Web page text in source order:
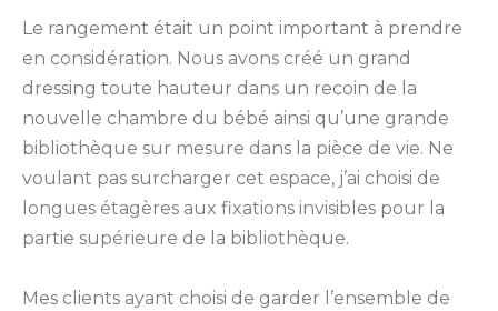
Le rangement était un point important à prendre
en considération. Nous avons créé un grand
dressing toute hauteur dans un recoin de la
nouvelle chambre du bébé ainsi qu’une grande
bibliothèque sur mesure dans la pièce de vie. Ne
voulant pas surcharger cet espace, j’ai choisi de
longues étagères aux fixations invisibles pour la
partie supérieure de la bibliothèque.
Mes clients ayant choisi de garder l’ensemble de